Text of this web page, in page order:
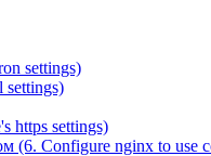
settings)
settings)
https settings)
(6. Configure nginx to use